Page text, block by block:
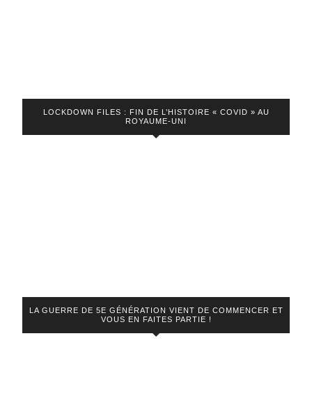
LOCKDOWN FILES : FIN DE L’HISTOIRE « COVID » AU
ROYAUME-UNI
LA GUERRE DE 5E GÉNÉRATION VIENT DE COMMENCER ET
VOUS EN FAITES PARTIE !